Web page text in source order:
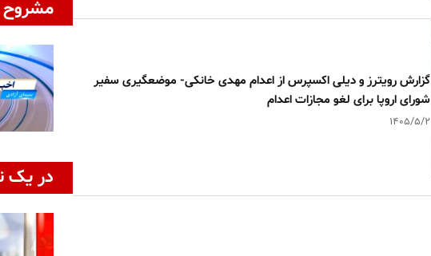
گزارش رویترز و دیلی اکسپرس از اعدام مهدی خانکی- موضعگیری سفیر
شورای اروپا برای لغو مجازات اعدام
۱۴۰۵/۵/۲
مشروح
در یک